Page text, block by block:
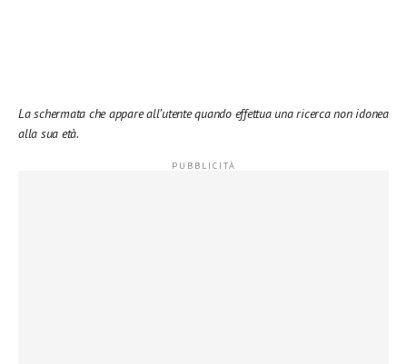
La schermata che appare all’utente quando effettua una ricerca non idonea
alla sua età.